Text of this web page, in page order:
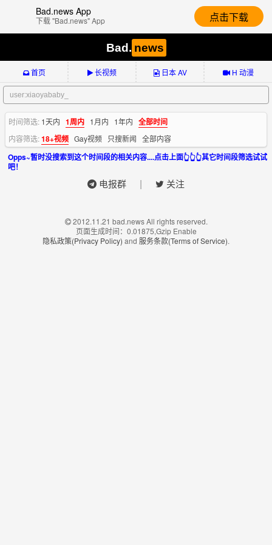
Bad.news App
下载 "Bad.news" App 点击下载
Bad. news
首页 长视频 日本 AV H 动漫
时间筛选: 1天内 1周内 1月内 1年内 全部时间
内容筛选:18+视频 Gay视频 只搜新闻 全部内容
Opps~暂时没搜索到这个时间段的相关内容....点击上面👆👆👆其它时间段筛选试试
吧！
电报群 | 关注
2012.11.21 bad.news All rights reserved.
页面生成时间：0.01875,Gzip Enable
隐私政策(Privacy Policy) and 服务条款(Terms of Service).